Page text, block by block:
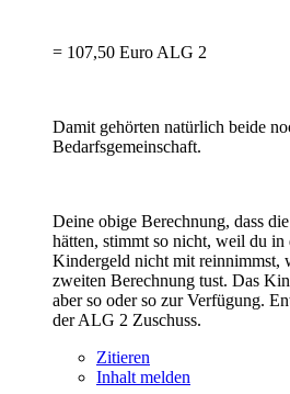
= 107,50 Euro ALG 2
Damit gehörten natürlich beide
Bedarfsgemeinschaft.
Deine obige Berechnung, dass
hätten, stimmt so nicht, weil du in
Kindergeld nicht mit reinnimmst,
zweiten Berechnung tust. Das
aber so oder so zur Verfügung.
der ALG 2 Zuschuss.
Zitieren
Inhalt melden